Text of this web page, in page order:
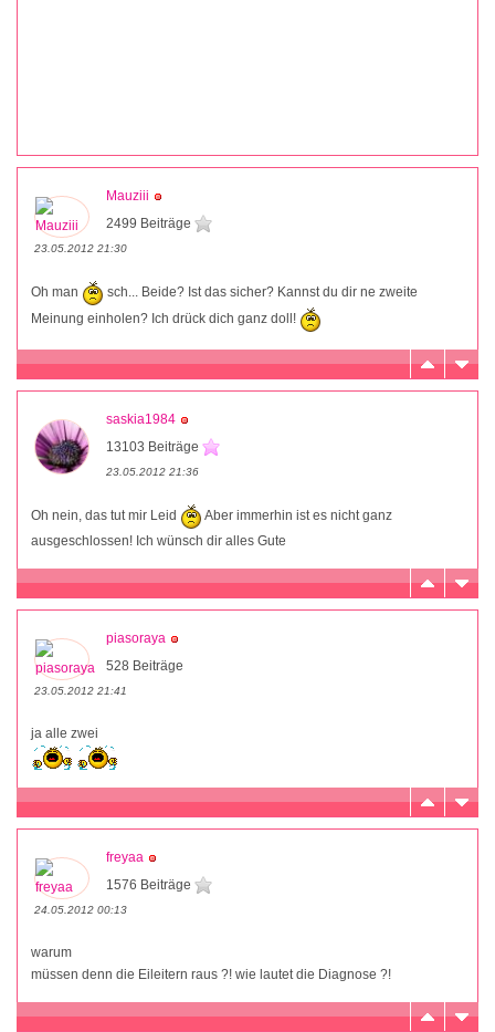
Mauziii
2499 Beiträge
23.05.2012 21:30
Oh man
sch... Beide? Ist das sicher? Kannst du dir ne zweite
Meinung einholen? Ich drück dich ganz doll!
saskia1984
13103 Beiträge
23.05.2012 21:36
Oh nein, das tut mir Leid
Aber immerhin ist es nicht ganz
ausgeschlossen! Ich wünsch dir alles Gute
piasoraya
528 Beiträge
23.05.2012 21:41
ja alle zwei
freyaa
1576 Beiträge
24.05.2012 00:13
warum
müssen denn die Eileitern raus ?! wie lautet die Diagnose ?!